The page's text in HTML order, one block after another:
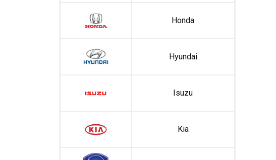
Honda
Hyundai
Isuzu
Kia